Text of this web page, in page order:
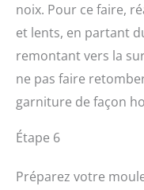
noix. Pour ce faire,
et lents, en partant
remontant vers la
ne pas faire
garniture de façon
Étape 6
Préparez votre